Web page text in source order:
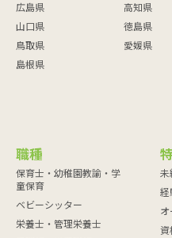
広島県
山口県
鳥取県
島根県
高知県
徳島県
愛媛県
職種
保育士・幼稚園教諭・学
童保育
ベビーシッター
栄養士・管理栄養士
未
経
オ
資